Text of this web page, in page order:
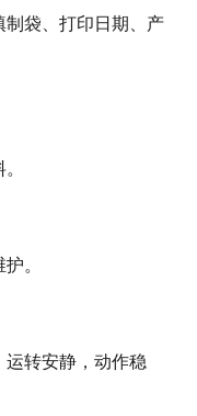
制袋、打印日期、产
。
运转安静，动作稳